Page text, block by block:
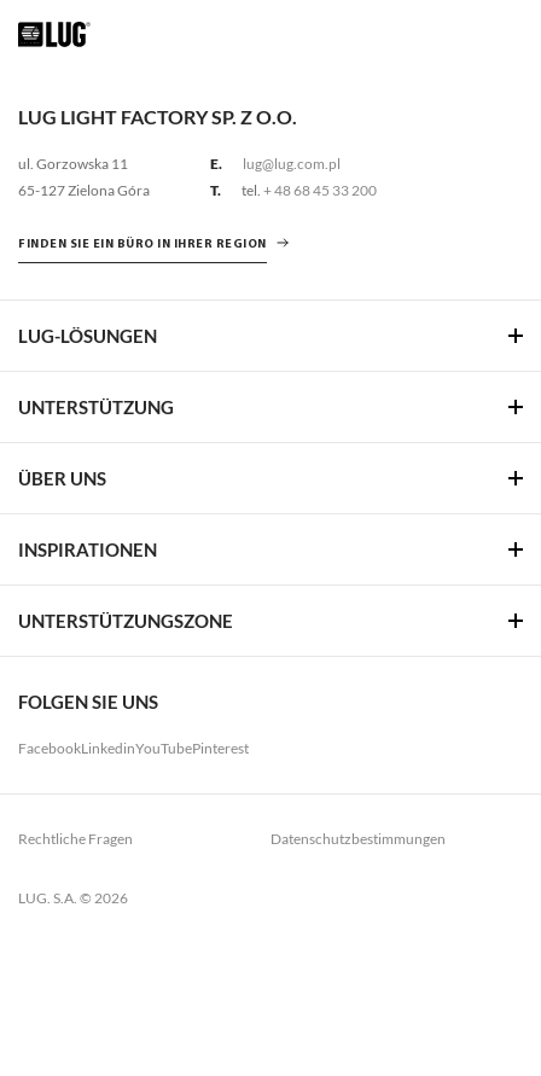
LUG LIGHT FACTORY SP. Z O.O.
ul. Gorzowska 11
65-127 Zielona Góra
E.
lug@lug.com.pl
T.
tel. + 48 68 45 33 200
FINDEN SIE EIN BÜRO IN IHRER REGION
LUG-LÖSUNGEN
UNTERSTÜTZUNG
ÜBER UNS
INSPIRATIONEN
UNTERSTÜTZUNGSZONE
FOLGEN SIE UNS
FacebookLinkedinYouTubePinterest
LUG. S.A. © 2026
Rechtliche Fragen Datenschutzbestimmungen